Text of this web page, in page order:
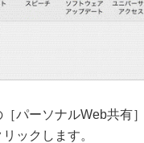
［パーソナルWeb共有
ックします。